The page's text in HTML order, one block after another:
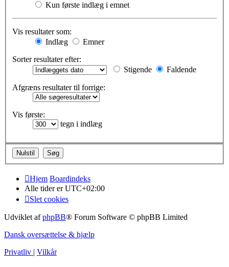
Kun første indlæg i emnet
Vis resultater som:
Indlæg
Emner
Sorter resultater efter:
Stigende
Faldende
Afgræns resultater til forrige:
Vis første:
tegn i indlæg
Hjem Boardindeks
Alle tider erUTC+02:00
Slet cookies
Udviklet afphpBB® Forum Software © phpBB Limited
Dansk oversættelse & hjælp
Privatliv | Vilkår